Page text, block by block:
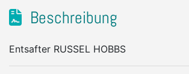
Beschreibung
Entsafter RUSSEL HOBBS